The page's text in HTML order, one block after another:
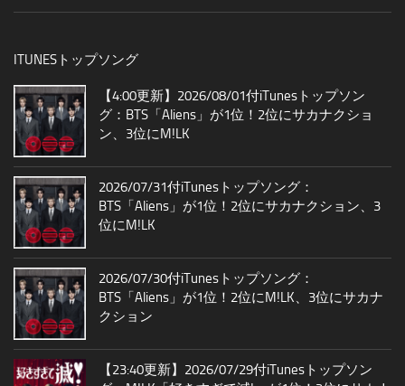
ITUNESトップソング
【4:00更新】2026/08/01付iTunesトップソン
グ：BTS「Aliens」が1位！2位にサカナクショ
ン、3位にM!LK
2026/07/31付iTunesトップソング：
BTS「Aliens」が1位！2位にサカナクション、3
位にM!LK
2026/07/30付iTunesトップソング：
BTS「Aliens」が1位！2位にM!LK、3位にサカナ
クション
【23:40更新】2026/07/29付iTunesトップソン